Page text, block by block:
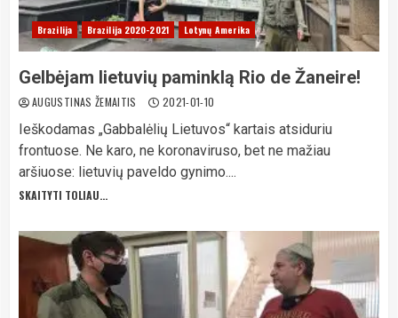
Brazilija Brazilija 2020-2021 Lotynų Amerika
Gelbėjam lietuvių paminklą Rio de Žaneire!
AUGUSTINAS ŽEMAITIS 2021-01-10
Ieškodamas „Gabbalėlių Lietuvos“ kartais atsiduriu
frontuose. Ne karo, ne koronaviruso, bet ne mažiau
aršiuose: lietuvių paveldo gynimo....
SKAITYTI TOLIAU...